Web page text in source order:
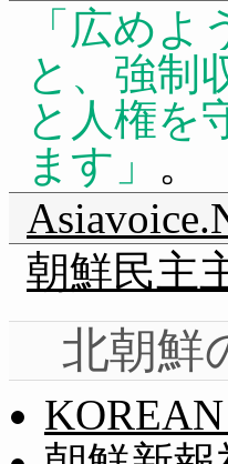
広めよ
と、強制
と人権を
ます
。
朝鮮民主
北朝鮮